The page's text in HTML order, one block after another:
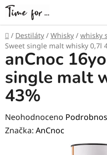
Přejít
obsah
Domů
/ Destiláty / Whisky / whisky
Sweet single malt whisky 0,7l
anCnoc
single malt
43%
Průměrné
hodnocení
Neohodnoceno
Značka: AnCnoc